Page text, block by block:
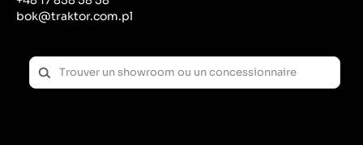
bok@traktor.com.pl